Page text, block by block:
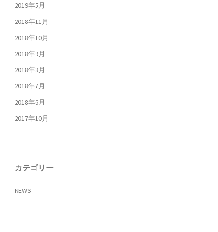
2019年5月
2018年11月
2018年10月
2018年9月
2018年8月
2018年7月
2018年6月
2017年10月
カテゴリー
NEWS